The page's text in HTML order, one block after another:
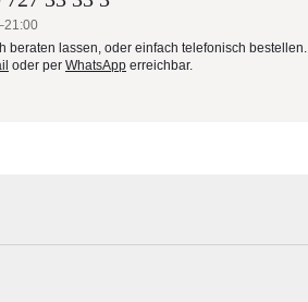
beraten lassen, oder einfach telefonisch bestellen.
oder per WhatsApp erreichbar.